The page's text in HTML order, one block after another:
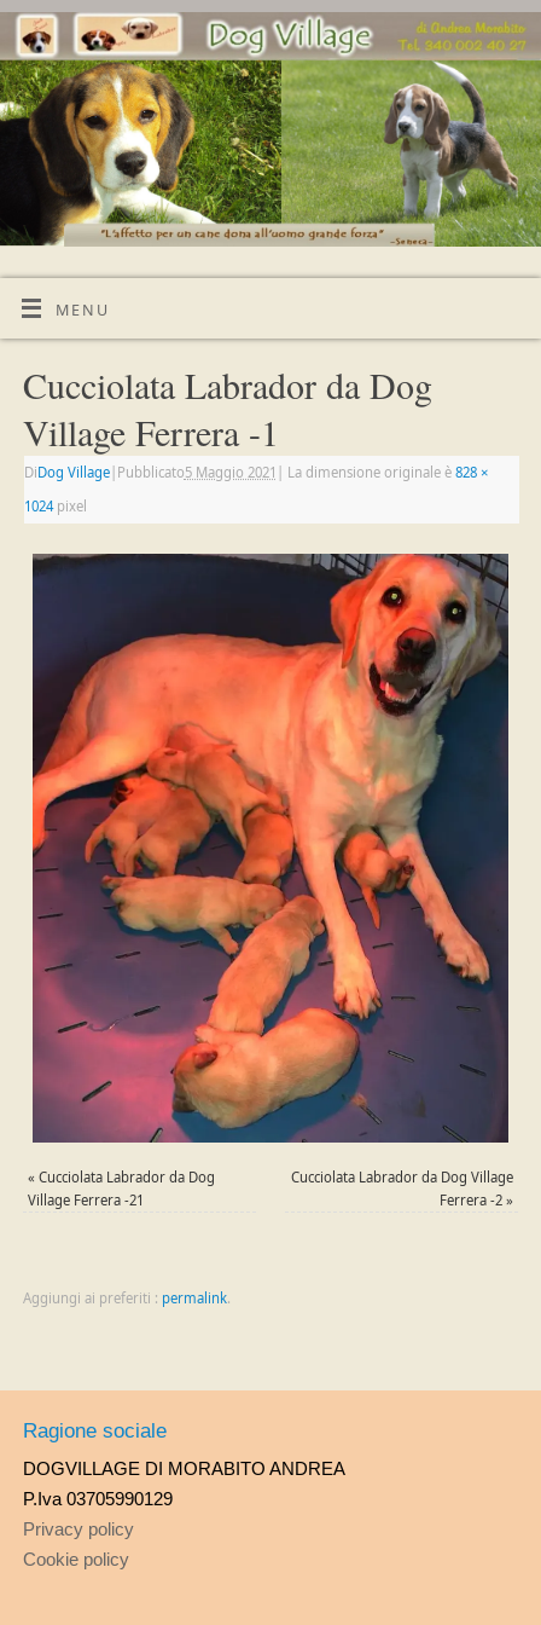
MENU
Cucciolata Labrador da Dog
Village Ferrera -1
DiDog Village| Pubblicato5 Maggio 2021 La dimensione originale è 828 ×
1024pixel
« Cucciolata Labrador da Dog
Village Ferrera -21
Cucciolata Labrador da Dog Village
Ferrera -2 »
Aggiungi ai preferiti : permalink.
Ragione sociale
DOGVILLAGE DI MORABITO ANDREA
P.Iva 03705990129
Privacy policy
Cookie policy